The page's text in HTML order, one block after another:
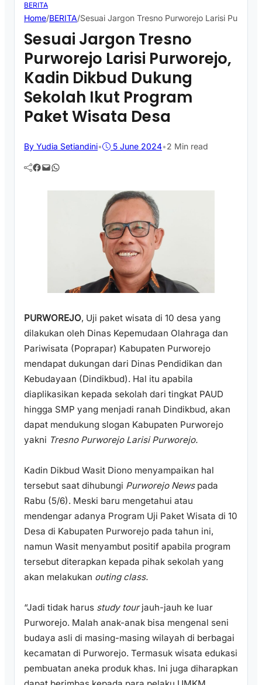
BERITA
Home/BERITA/Sesuai Jargon Tresno Purworejo Larisi
Sesuai Jargon Tresno
Purworejo Larisi Purworejo,
Kadin Dikbud Dukung
Sekolah Ikut Program
Paket Wisata Desa
By Yudia Setiandini• 5 June 2024•2 Min read
Facebook Mail WhatsApp
PURWOREJO, Uji paket wisata di 10 desa yang
dilakukan oleh Dinas Kepemudaan Olahraga dan
Pariwisata (Poprapar) Kabupaten Purworejo
mendapat dukungan dari Dinas Pendidikan dan
Kebudayaan (Dindikbud). Hal itu apabila
diaplikasikan kepada sekolah dari tingkat PAUD
hingga SMP yang menjadi ranah Dindikbud, akan
dapat mendukung slogan Kabupaten Purworejo
yakni Tresno Purworejo Larisi Purworejo.
Kadin Dikbud Wasit Diono menyampaikan hal
tersebut saat dihubungi Purworejo Newspada
Rabu (5/6). Meski baru mengetahui atau
mendengar adanya Program Uji Paket Wisata di 10
Desa di Kabupaten Purworejo pada tahun ini,
namun Wasit menyambut positif apabila program
tersebut diterapkan kepada pihak sekolah yang
akan melakukan outing class.
“Jadi tidak harus study tourjauh-jauh ke luar
Purworejo. Malah anak-anak bisa mengenal seni
budaya asli di masing-masing wilayah di berbagai
kecamatan di Purworejo. Termasuk wisata edukasi
pembuatan aneka produk khas. Ini juga diharapkan